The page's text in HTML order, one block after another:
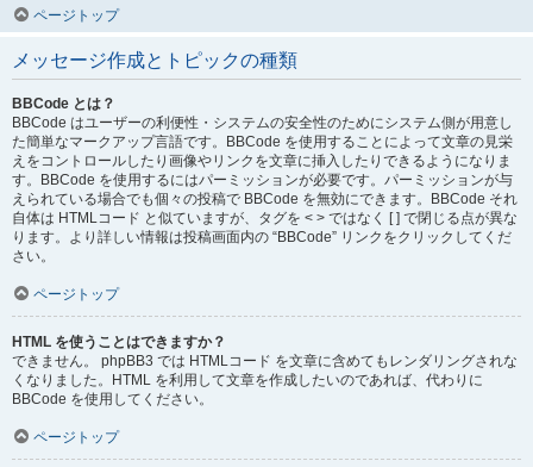
ページトップ
メッセージ作成とトピックの種類
BBCode とは？
BBCode はユーザーの利便性・システムの安全性のためにシステム側が用意し
た簡単なマークアップ言語です。BBCode を使用することによって文章の見栄
えをコントロールしたり画像やリンクを文章に挿入したりできるようになりま
す。BBCode を使用するにはパーミッションが必要です。パーミッションが与
えられている場合でも個々の投稿で BBCode を無効にできます。BBCode それ
自体は HTMLコード と似ていますが、タグを < > ではなく [ ] で閉じる点が異な
ります。より詳しい情報は投稿画面内の “BBCode” リンクをクリックしてくだ
さい。
ページトップ
HTML を使うことはできますか？
できません。 phpBB3 では HTMLコード を文章に含めてもレンダリングされな
くなりました。HTML を利用して文章を作成したいのであれば、代わりに
BBCode を使用してください。
ページトップ